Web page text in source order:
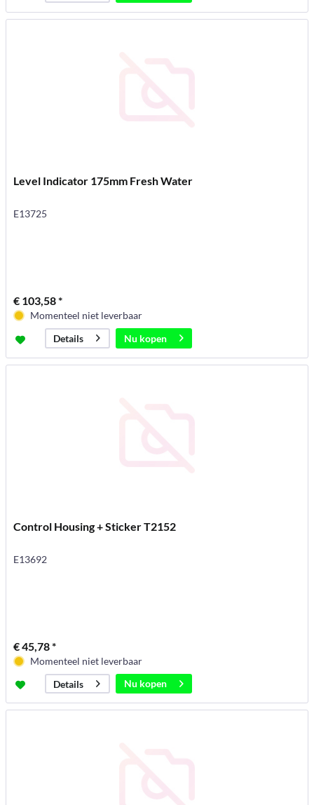
Level Indicator 175mm Fresh Water
E13725
€ 103,58 *
Momenteel niet leverbaar
Details
Nu kopen
Control Housing + Sticker T2152
E13692
€ 45,78 *
Momenteel niet leverbaar
Details
Nu kopen